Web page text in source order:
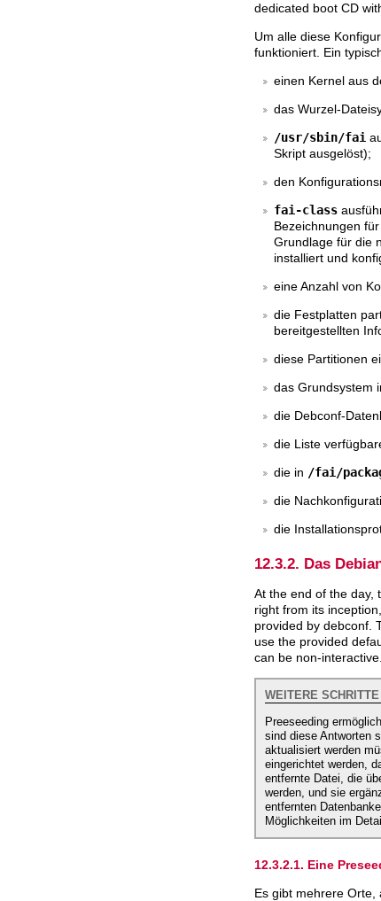
dedicated boot CD
Um alle diese
funktioniert. Ein
einen Kernel aus
das Wurzel-
/usr/sbin/fai
Skript ausgelöst);
den
fai-class
Bezeichnungen
Grundlage für die
installiert und
eine Anzahl von
die Festplatten
bereitgestellten
diese Partitionen
das Grundsystem
die Debconf-
die Liste
die in /fai/
die
die
12.3.2. Das
At the end of the day,
right from its
provided by debconf
use the provided
can be non-
WEITERE SCHRITTE
Preeseeding
sind diese Antworten
aktualisiert werden
eingerichtet werden,
entfernte Datei, die
werden, und sie
entfernten
Möglichkeiten im
12.3.2.1. Eine
Es gibt mehrere